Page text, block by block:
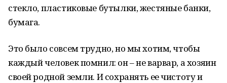
стекло, пластиковые бутылки, жестяные банки,
бумага.
Это было совсем трудно, но мы хотим, чтобы
каждый человек помнил: он – не варвар, а хозяин
своей родной земли. И сохранять ее чистоту и